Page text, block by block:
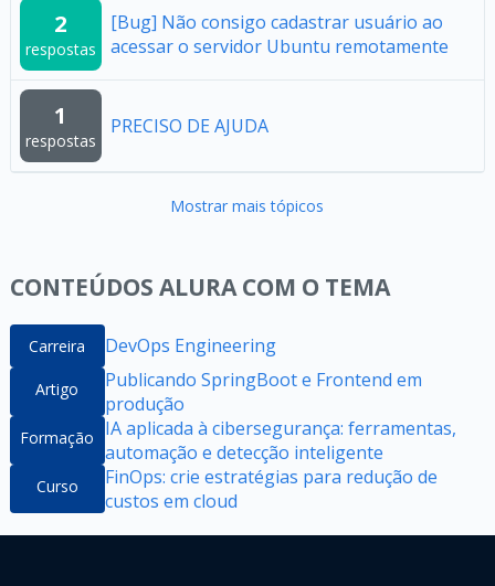
2
respostas
[Bug] Não consigo cadastrar usuário ao
acessar o servidor Ubuntu remotamente
1
respostas
PRECISO DE AJUDA
Mostrar mais tópicos
CONTEÚDOS ALURA COM O TEMA
Carreira DevOps Engineering
Artigo
Publicando SpringBoot e Frontend em
produção
Formação
IA aplicada à cibersegurança: ferramentas,
automação e detecção inteligente
Curso
FinOps: crie estratégias para redução de
custos em cloud